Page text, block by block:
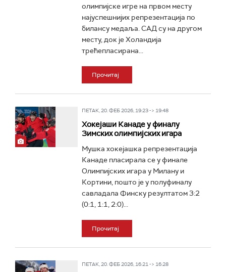
олимпијске игре на првом месту
најуспешнијих репрезентација по
билансу медаља. САД су на другом
месту, док је Холандија
трећепласирана...
Прочитај
ПЕТАК, 20. ФЕБ 2026, 19:23 -> 19:48
Хокејаши Канаде у финалу
Зимских олимпијских игара
Мушка хокејашка репрезентација
Канаде пласирала се у финале
Олимпијских игара у Милану и
Кортини, пошто је у полуфиналу
савладала Финску резултатом 3:2
(0:1, 1:1, 2:0)...
Прочитај
ПЕТАК, 20. ФЕБ 2026, 16:21 -> 16:28